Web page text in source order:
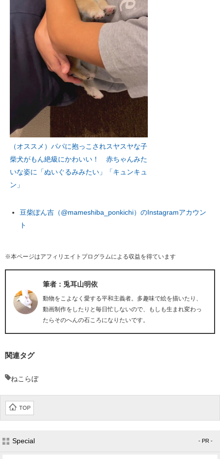
（オススメ）パパに抱っこされスヤスヤな子
柴犬がもん絶級にかわいい！ 赤ちゃんみた
いな姿に「ぬいぐるみみたい」「キュンキュ
ン」
豆柴ぽん吉（@mameshiba_ponkichi）のInstagramアカウン
ト
※本ページはアフィリエイトプログラムによる収益を得ています
筆者：兎耳山明依
動物をこよなく愛する平和主義者。多趣味で絵を描いたり、
動画制作をしたりと毎日忙しないので、もしも生まれ変わっ
たらそのへんの石ころになりたいです。
関連タグ
ねこらぼ
TOP
Special - PR -